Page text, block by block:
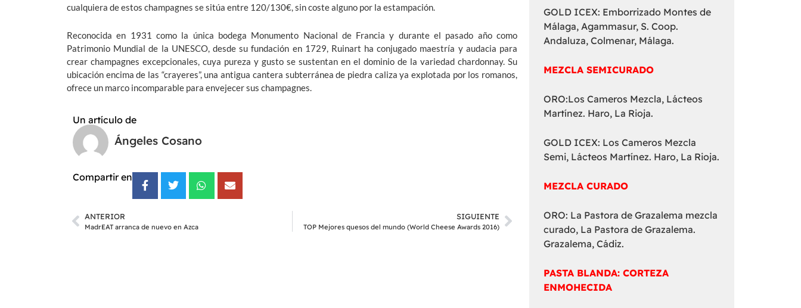
cualquiera de estos champagnes se sitúa entre 120/130€, sin coste alguno por la estampación.
Reconocida en 1931 como la única bodega Monumento Nacional de Francia y durante el pasado año como
Patrimonio Mundial de la UNESCO, desde su fundación en 1729, Ruinart ha conjugado maestría y audacia para
crear champagnes excepcionales, cuya pureza y gusto se sustentan en el dominio de la variedad chardonnay. Su
ubicación encima de las “crayeres”, una antigua cantera subterránea de piedra caliza ya explotada por los romanos,
ofrece un marco incomparable para envejecer sus champagnes.
Un artículo de
Ángeles Cosano
Compartir en
ANTERIOR
MadrEAT arranca de nuevo en Azca
SIGUIENTE
TOP Mejores quesos del mundo (World Cheese Awards 2016)
GOLD ICEX: Emborrizado Montes de
Málaga, Agammasur, S. Coop.
Andaluza, Colmenar, Málaga.
MEZCLA SEMICURADO
ORO:Los Cameros Mezcla, Lácteos
Martínez. Haro, La Rioja.
GOLD ICEX: Los Cameros Mezcla
Semi, Lácteos Martínez. Haro, La Rioja.
MEZCLA CURADO
ORO: La Pastora de Grazalema mezcla
curado, La Pastora de Grazalema.
Grazalema, Cádiz.
PASTA BLANDA: CORTEZA
ENMOHECIDA